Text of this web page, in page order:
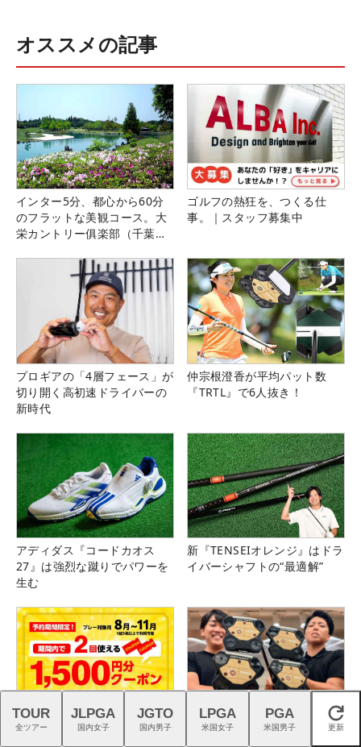
オススメの記事
インター5分、都心から60分
のフラットな美観コース。大
栄カントリー俱楽部（千葉
ゴルフの熱狂を、つくる仕
事。｜スタッフ募集中
プロギアの「4層フェース」が
切り開く高初速ドライバーの
新時代
仲宗根澄香が平均パット数
『TRTL』で6人抜き！
アディダス『コードカオス
27』は強烈な蹴りでパワーを
生む
新『TENSEIオレンジ』はドラ
イバーシャフトの“最適解”
4日間限定配布！11月までの
パターこじらせ記者が
閉じる
TOUR
全ツアー
JLPGA
国内女子
JGTO
国内男子
LPGA
米国女子
PGA
米国男子 更新